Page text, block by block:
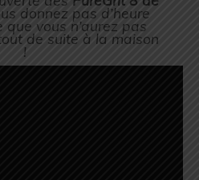
donnez pas d’heure
vous n’aurez pas
de suite à la maison
!